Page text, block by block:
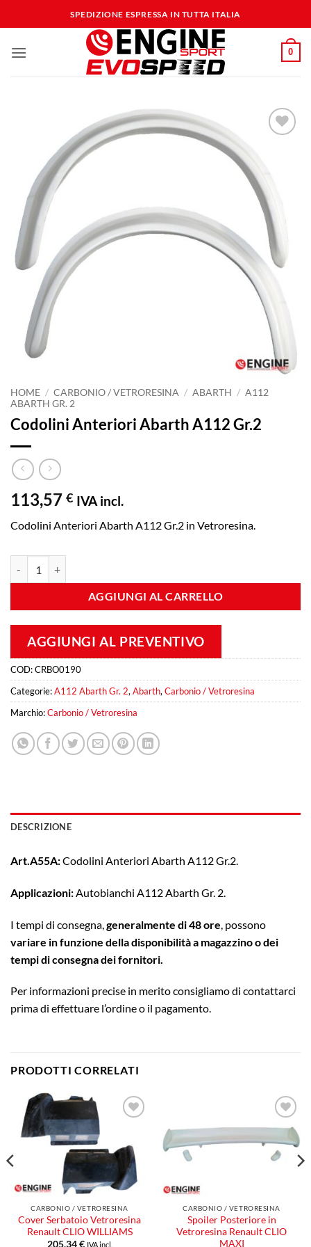
ai
SPEDIZIONE ESPRESSA IN TUTTA ITALIA
0
dei
desideri
HOME / CARBONIO / VETRORESINA / ABARTH / A112
ABARTH GR. 2
Codolini Anteriori Abarth A112 Gr.2
113,57 € IVA incl.
Codolini Anteriori Abarth A112 Gr.2 in Vetroresina.
AGGIUNGI AL CARRELLO
AGGIUNGI AL PREVENTIVO
COD:CRBO0190
Categorie:A112 Abarth Gr. 2, Abarth, Carbonio / Vetroresina
Marchio:Carbonio / Vetroresina
DESCRIZIONE
Art.A55A:Codolini Anteriori Abarth A112 Gr.2.
Applicazioni: Autobianchi A112 Abarth Gr. 2.
I tempi di consegna, generalmente di 48 ore , possono
variare in funzione della disponibilità a magazzino o dei
tempi di consegna dei fornitori.
Per informazioni precise in merito consigliamo di contattarci
prima di effettuare l’ordine o il pagamento.
PRODOTTI CORRELATI
dei
desideri
CARBONIO / VETRORESINA
Cover Serbatoio Vetroresina
Renault CLIO WILLIAMS
205,34€ IVA incl.
Aggiungi
dei
desideri
CARBONIO / VETRORESINA
Spoiler Posteriore in
Vetroresina Renault CLIO
MAXI